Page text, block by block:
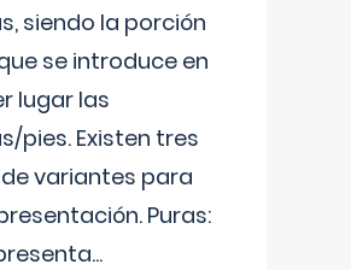
siendo la porción
se introduce en
lugar las
pies. Existen tres
variantes para
Puras:
...